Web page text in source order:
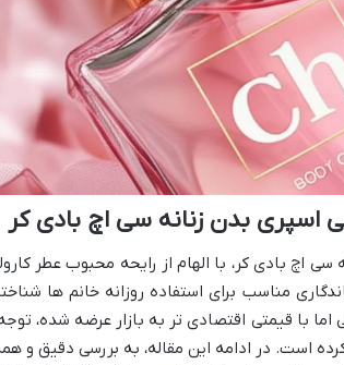
اسپری بدن زنانه سی اچ بادی کر
مناسب برای استفاده روزانه خانم ها
با قیمتی اقتصادی تر به بازار عرضه شده،
است. در ادامه این مقاله، به بررسی دقیق و